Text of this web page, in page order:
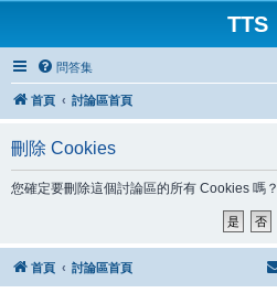
TTS
問答集
首頁 討論區首頁
刪除 Cookies
您確定要刪除這個討論區的所有 Cookies 嗎？
首頁 討論區首頁